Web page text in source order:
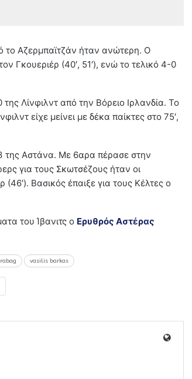
το Αζερμπαϊτζάν ήταν ανώτερη. Ο
Γκουεριέρ (40′, 51′), ενώ το τελικό 4-0
Λίνφιλντ από την Βόρειο Ιρλανδία. Το
είχε μείνει με δέκα παίκτες στο 75′,
της Αστάνα. Με 6αρα πέρασε στην
για τους Σκωτσέζους ήταν οι
(46′). Βασικός έπαιξε για τους Κέλτες ο
του Ίβανιτς ο Ερυθρός Αστέρας
vasilis barkas